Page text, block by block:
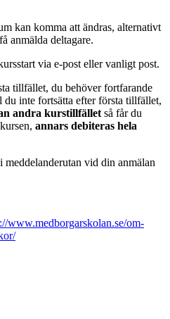
kan komma att ändras, alternativt
anmälda deltagare.
via e-post eller vanligt post.
tillfället, du behöver fortfarande
inte fortsätta efter första tillfället,
andra kurstillfället så får du
annars debiteras hela
vid din anmälan
www.medborgarskolan.se/om-